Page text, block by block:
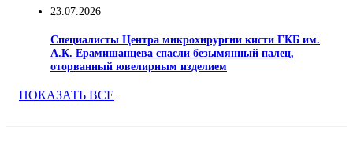
23.07.2026
Специалисты Центра микрохирургии кисти ГКБ им.
А.К. Ерамишанцева спасли безымянный палец,
оторванный ювелирным изделием
ПОКАЗАТЬ ВСЕ